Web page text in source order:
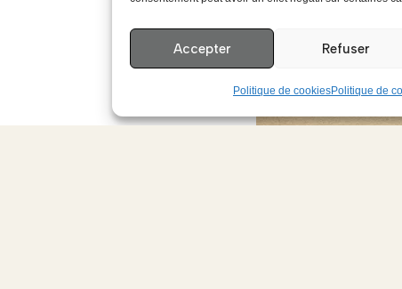
Accepter Refuser
Politique de cookiesPolitique de